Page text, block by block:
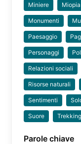
Miniere Miopia
Monumenti
Paesaggio
Personaggi
Relazioni sociali
Risorse naturali
Sentimenti
Suore Trekking
Parole chiave